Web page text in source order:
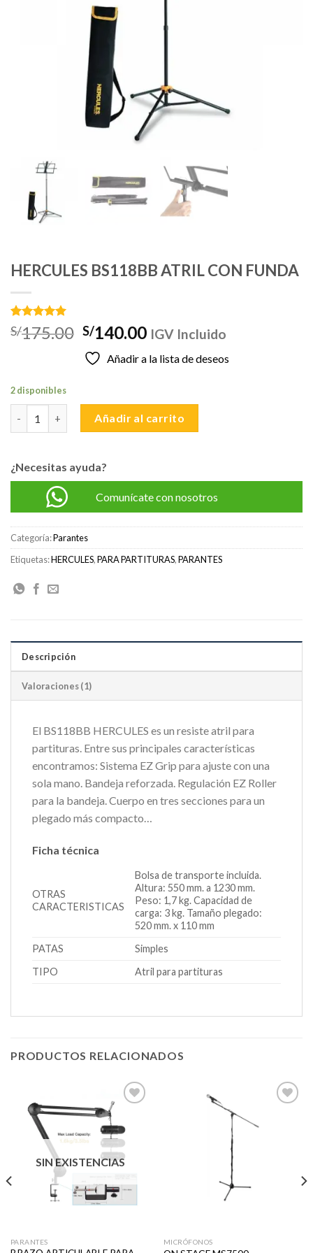
HERCULES BS118BB ATRIL CON FUNDA
Valorado
con5.00
1
cliente
S/175.00 El
precio
original
S/140.00El
actual
IGV Incluido
Añadir a la lista de deseos
2 disponibles
HERCULES BS118BB ATRIL CON FUNDA cantidad
Añadir al carrito
¿Necesitas ayuda?
Comunícate con nosotros
Categoría:Parantes
Etiquetas:HERCULES,PARA PARTITURAS,PARANTES
Descripción
Valoraciones (1)
El BS118BB HERCULES es un resiste atril para
partituras. Entre sus principales características
encontramos: Sistema EZ Grip para ajuste con una
sola mano. Bandeja reforzada. Regulación EZ Roller
para la bandeja. Cuerpo en tres secciones para un
plegado más compacto…
Ficha técnica
OTRAS
CARACTERISTICAS
Bolsa de transporte incluida.
Altura: 550 mm. a 1230 mm.
Peso: 1,7 kg. Capacidad de
carga: 3 kg. Tamaño plegado:
520 mm. x 110 mm
PATAS
Simples
TIPO
Atril para partituras
PRODUCTOS RELACIONADOS
Añadir
a la
lista de
deseos
SIN EXISTENCIAS
PARANTES MICRÓFONOS